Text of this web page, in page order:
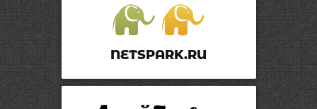
NETSPARK.RU